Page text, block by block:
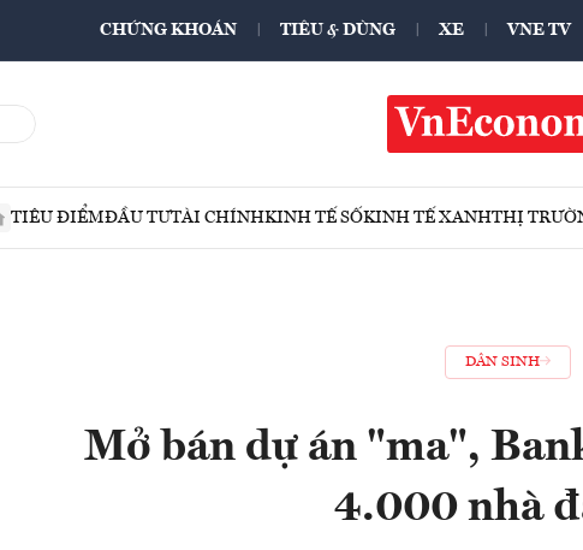
CHỨNG KHOÁN TIÊU & DÙNG XE VNE TV
TIÊU ĐIỂMĐẦU TƯTÀI CHÍNHKINH TẾ SỐKINH TẾ XANHTHỊ
DÂN SINH
Mở bán dự án "ma",
4.000 nhà